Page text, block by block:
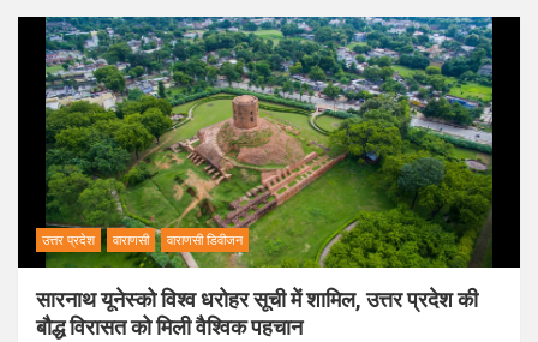
उत्तर प्रदेश वाराणसी वाराणसी डिवीजन
सारनाथ यूनेस्को विश्व धरोहर सूची में शामिल, उत्तर प्रदेश की
बौद्ध विरासत को मिली वैश्विक पहचान